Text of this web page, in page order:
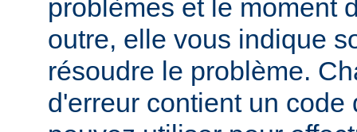
problèmes et le moment
outre, elle vous indique
résoudre le problème.
d'erreur contient un code